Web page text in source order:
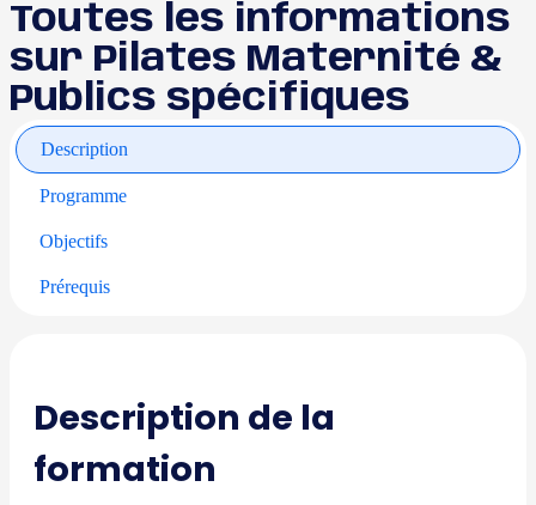
Toutes les informations
sur Pilates Maternité &
Publics spécifiques
Description
Programme
Objectifs
Prérequis
Description de la
formation